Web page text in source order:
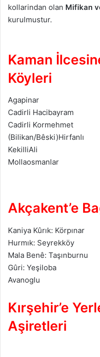
kollarindan olan Mifikan
kurulmustur.
Kaman
Köyleri
Agapinar
Cadirli Hacibayram
Cadirli Kormehmet
(Bilikan/Bêski)Hirfanlı
KekilliAli
Mollaosmanlar
Akçakent’e
Kaniya Kûrık: Körpınar
Hurmık: Seyrekköy
Mala Benê: Taşınburnu
Gûri: Yeşiloba
Avanoglu
Kırşehir’e
Aşiretleri